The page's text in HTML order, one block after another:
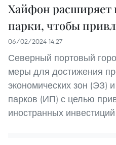
Хайфон расширяет
парки, чтобы
06/02/2024 14:27
Северный портовый
меры для достижения
экономических зон (ЭЗ)
парков (ИП) с целью
иностранных